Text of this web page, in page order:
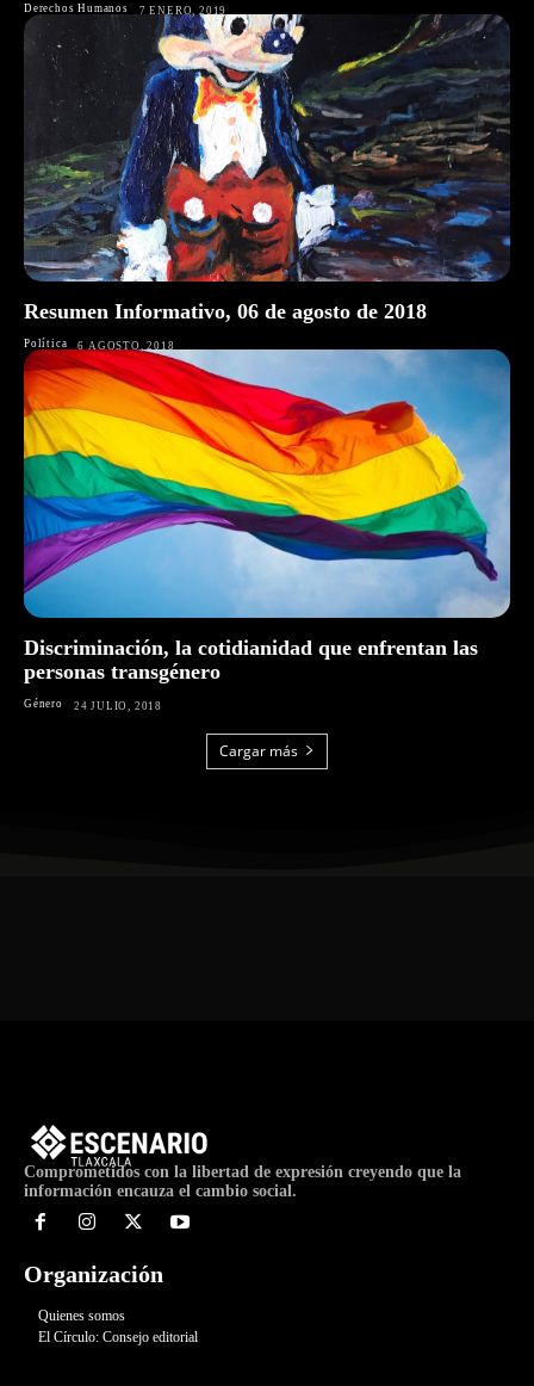
Derechos Humanos 7 ENERO, 2019
Resumen Informativo, 06 de agosto de 2018
Política 6 AGOSTO, 2018
Discriminación, la cotidianidad que enfrentan las
personas transgénero
Género 24 JULIO, 2018
Cargar más
Comprometidos con la libertad de expresión creyendo que la
información encauza el cambio social.
Organización
Quienes somos
El Círculo: Consejo editorial